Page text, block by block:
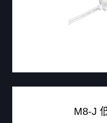
M8-J